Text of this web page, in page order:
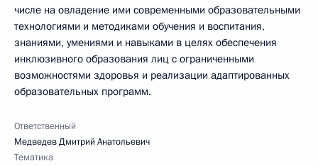
числе на овладение ими современными образовательными
технологиями и методиками обучения и воспитания,
знаниями, умениями и навыками в целях обеспечения
инклюзивного образования лиц с ограниченными
возможностями здоровья и реализации адаптированных
образовательных программ.
Ответственный
Медведев Дмитрий Анатольевич
Тематика